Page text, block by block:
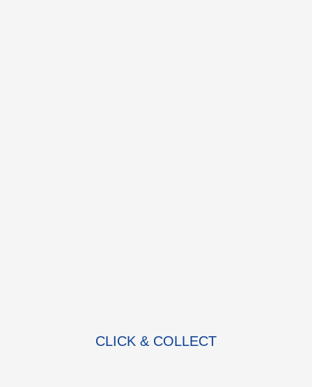
CLICK & COLLECT